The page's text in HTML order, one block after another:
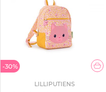
-30%
LILLIPUTIENS